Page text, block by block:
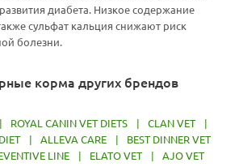
диабета. Низкое содержание
сульфат кальция снижают риск
болезни.
корма других брендов
ROYAL CANIN VET DIETS CLAN VET
ALLEVA CARE
BEST DINNER VET
LINE ELATO VET
AJO VET